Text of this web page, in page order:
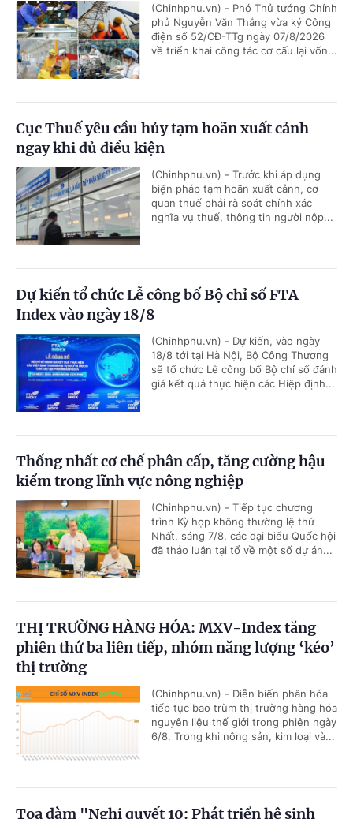
(Chinhphu.vn) - Phó Thủ tướng Chính
phủ Nguyễn Văn Thắng vừa ký Công
điện số 52/CĐ-TTg ngày 07/8/2026
về triển khai công tác cơ cấu lại vốn...
Cục Thuế yêu cầu hủy tạm hoãn xuất cảnh
ngay khi đủ điều kiện
(Chinhphu.vn) - Trước khi áp dụng
biện pháp tạm hoãn xuất cảnh, cơ
quan thuế phải rà soát chính xác
nghĩa vụ thuế, thông tin người nộp...
Dự kiến tổ chức Lễ công bố Bộ chỉ số FTA
Index vào ngày 18/8
(Chinhphu.vn) - Dự kiến, vào ngày
18/8 tới tại Hà Nội, Bộ Công Thương
sẽ tổ chức Lễ công bố Bộ chỉ số đánh
giá kết quả thực hiện các Hiệp định...
Thống nhất cơ chế phân cấp, tăng cường hậu
kiểm trong lĩnh vực nông nghiệp
(Chinhphu.vn) - Tiếp tục chương
trình Kỳ họp không thường lệ thứ
Nhất, sáng 7/8, các đại biểu Quốc hội
đã thảo luận tại tổ về một số dự án...
THỊ TRƯỜNG HÀNG HÓA: MXV-Index tăng
phiên thứ ba liên tiếp, nhóm năng lượng ‘kéo’
thị trường
(Chinhphu.vn) - Diễn biến phân hóa
tiếp tục bao trùm thị trường hàng hóa
nguyên liệu thế giới trong phiên ngày
6/8. Trong khi nông sản, kim loại và...
Tọa đàm "Nghị quyết 10: Phát triển hệ sinh